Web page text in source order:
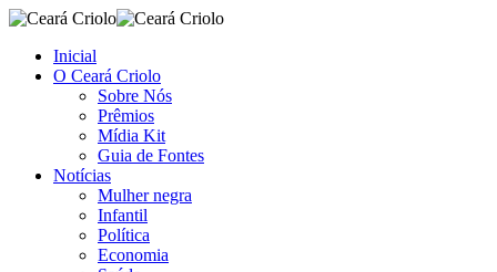
Inicial
O Ceará Criolo
Sobre Nós
Prêmios
Mídia Kit
Guia de Fontes
Notícias
Mulher negra
Infantil
Política
Economia